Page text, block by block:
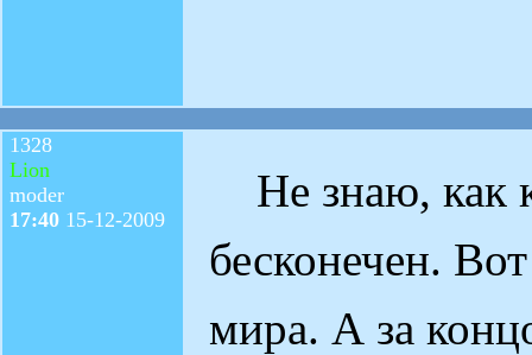
1328
Lion
moder
17:40 15-12-2009
Не знаю, как
бесконечен.
мира. А за